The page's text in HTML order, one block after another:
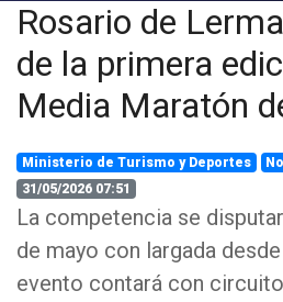
Rosario de
de la primera
Media Maratón
Ministerio de Turismo y Deportes
31/05/2026 07:51
La competencia se
de mayo con largada
evento contará con